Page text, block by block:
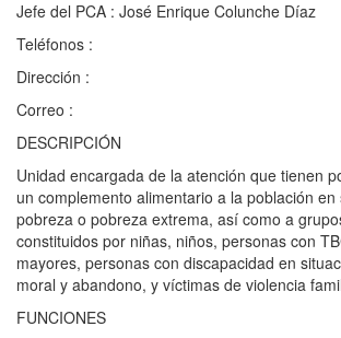
Jefe del PCA : José Enrique Colunche Díaz
Teléfonos :
Dirección :
Correo :
DESCRIPCIÓN
Unidad encargada de la atención que tienen
un complemento alimentario a la población en
pobreza o pobreza extrema, así como a
constituidos por niñas, niños, personas con
mayores, personas con discapacidad en
moral y abandono, y víctimas de violencia
FUNCIONES